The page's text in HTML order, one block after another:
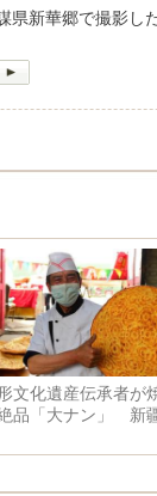
新華郷で撮影し
文化遺産伝承者が
品「大ナン」 新